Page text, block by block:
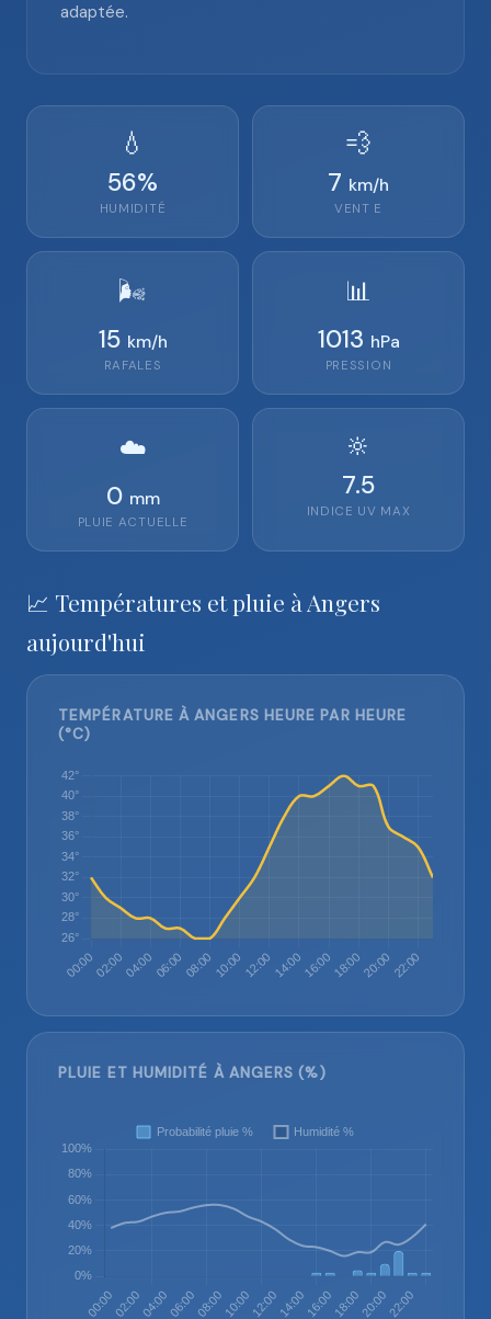
adaptée.
💧
56%
HUMIDITÉ
💨
7 km/h
VENT E
🌬️
15 km/h
RAFALES
📊
1013 hPa
PRESSION
☁️
0 mm
PLUIE ACTUELLE
🔆
7.5
INDICE UV MAX
📈 Températures et pluie à Angers
aujourd'hui
TEMPÉRATURE À ANGERS HEURE PAR HEURE
(°C)
PLUIE ET HUMIDITÉ À ANGERS (%)